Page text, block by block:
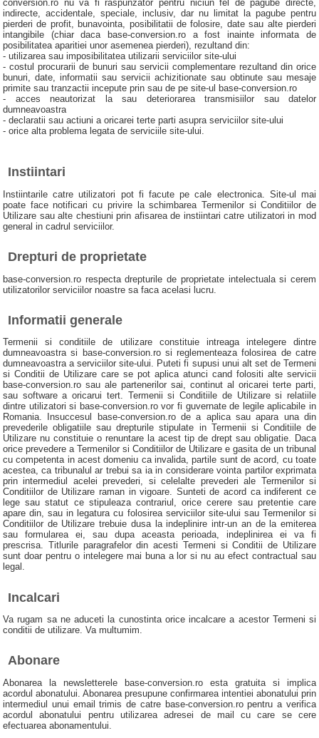
conversion.ro nu va fi raspunzator pentru niciun fel de pagube directe,
indirecte, accidentale, speciale, inclusiv, dar nu limitat la pagube pentru
pierderi de profit, bunavointa, posibilitatii de folosire, date sau alte pierderi
intangibile (chiar daca base-conversion.ro a fost inainte informata de
posibilitatea aparitiei unor asemenea pierderi), rezultand din:
- utilizarea sau imposibilitatea utilizarii serviciilor site-ului
- costul procurarii de bunuri sau servicii complementare rezultand din orice
bunuri, date, informatii sau servicii achizitionate sau obtinute sau mesaje
primite sau tranzactii incepute prin sau de pe site-ul base-conversion.ro
- acces neautorizat la sau deteriorarea transmisiilor sau datelor
dumneavoastra
- declaratii sau actiuni a oricarei terte parti asupra serviciilor site-ului
- orice alta problema legata de serviciile site-ului.
Instiintari
Instiintarile catre utilizatori pot fi facute pe cale electronica. Site-ul mai
poate face notificari cu privire la schimbarea Termenilor si Conditiilor de
Utilizare sau alte chestiuni prin afisarea de instiintari catre utilizatori in mod
general in cadrul serviciilor.
Drepturi de proprietate
base-conversion.ro respecta drepturile de proprietate intelectuala si cerem
utilizatorilor serviciilor noastre sa faca acelasi lucru.
Informatii generale
Termenii si conditiile de utilizare constituie intreaga intelegere dintre
dumneavoastra si base-conversion.ro si reglementeaza folosirea de catre
dumneavoastra a serviciilor site-ului. Puteti fi supusi unui alt set de Termeni
si Conditii de Utilizare care se pot aplica atunci cand folositi alte servicii
base-conversion.ro sau ale partenerilor sai, continut al oricarei terte parti,
sau software a oricarui tert. Termenii si Conditiile de Utilizare si relatiile
dintre utilizatori si base-conversion.ro vor fi guvernate de legile aplicabile in
Romania. Insuccesul base-conversion.ro de a aplica sau apara una din
prevederile obligatiile sau drepturile stipulate in Termenii si Conditiile de
Utilizare nu constituie o renuntare la acest tip de drept sau obligatie. Daca
orice prevedere a Termenilor si Conditiilor de Utilizare e gasita de un tribunal
cu competenta in acest domeniu ca invalida, partile sunt de acord, cu toate
acestea, ca tribunalul ar trebui sa ia in considerare vointa partilor exprimata
prin intermediul acelei prevederi, si celelalte prevederi ale Termenilor si
Conditiilor de Utilizare raman in vigoare. Sunteti de acord ca indiferent ce
lege sau statut ce stipuleaza contrariul, orice cerere sau pretentie care
apare din, sau in legatura cu folosirea serviciilor site-ului sau Termenilor si
Conditiilor de Utilizare trebuie dusa la indeplinire intr-un an de la emiterea
sau formularea ei, sau dupa aceasta perioada, indeplinirea ei va fi
prescrisa. Titlurile paragrafelor din acesti Termeni si Conditii de Utilizare
sunt doar pentru o intelegere mai buna a lor si nu au efect contractual sau
legal.
Incalcari
Va rugam sa ne aduceti la cunostinta orice incalcare a acestor Termeni si
conditii de utilizare. Va multumim.
Abonare
Abonarea la newsletterele base-conversion.ro esta gratuita si implica
acordul abonatului. Abonarea presupune confirmarea intentiei abonatului prin
intermediul unui email trimis de catre base-conversion.ro pentru a verifica
acordul abonatului pentru utilizarea adresei de mail cu care se cere
efectuarea abonamentului.